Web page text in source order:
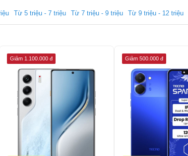
Từ 5 triệu - 7 triệu Từ 7 triệu - 9 triệu Từ 9 triệu - 12 triệu
Giảm 1.100.000 đ Giảm 500.000 đ